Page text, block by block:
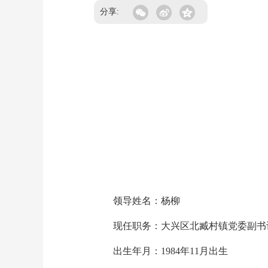
分享:
领导姓名：杨柳
现任职务：大兴区北臧村镇党委副书
出生年月：1984年11月出生